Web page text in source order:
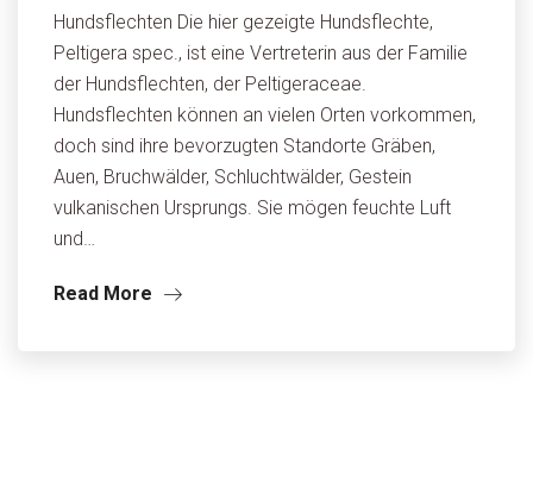
Hundsflechten Die hier gezeigte Hundsflechte,
Peltigera spec., ist eine Vertreterin aus der Familie
der Hundsflechten, der Peltigeraceae.
Hundsflechten können an vielen Orten vorkommen,
doch sind ihre bevorzugten Standorte Gräben,
Auen, Bruchwälder, Schluchtwälder, Gestein
vulkanischen Ursprungs. Sie mögen feuchte Luft
und…
Read More